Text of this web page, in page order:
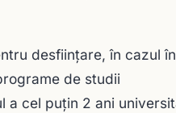
desfiinţare, în cazul în
de studii
a cel puţin 2 ani